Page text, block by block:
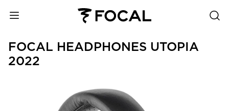
FOCAL HEADPHONES UTOPIA
2022